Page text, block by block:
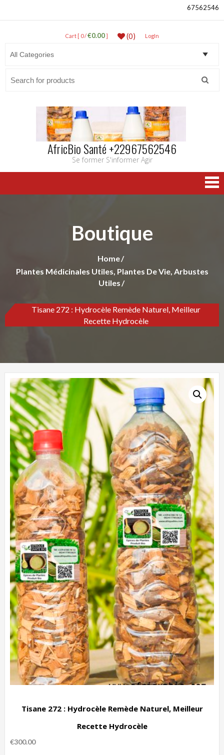
67562546
Cart [ 0 /€0.00] (0) LogIn
AfricBio Santé +22967562546
Se former S'informer Agir
Boutique
Home
Plantes Médicinales Utiles, Plantes De Vie, Arbustes
Utiles
Tisane 272 : Hydrocèle Remède Naturel, Meilleur
Recette Hydrocèle
Tisane 272 : Hydrocèle Remède Naturel, Meilleur
Recette Hydrocèle
€300.00